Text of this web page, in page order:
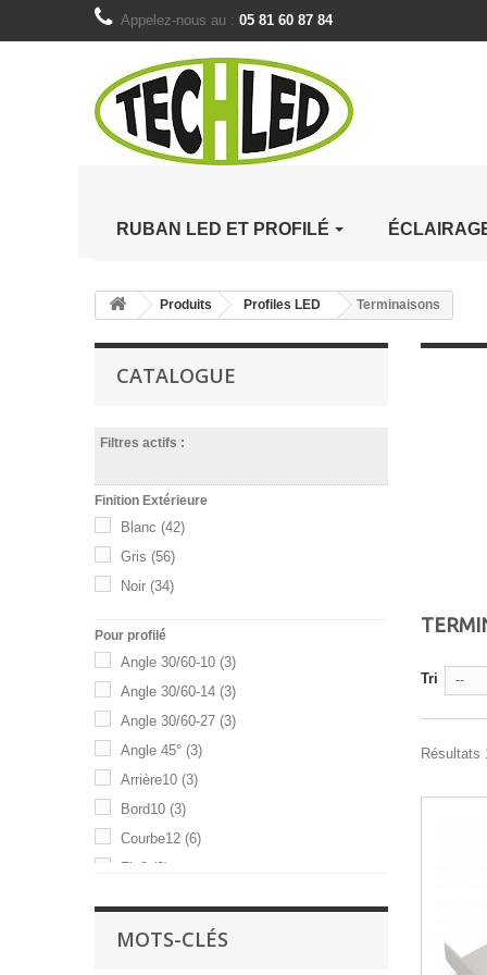
Appelez-nous au : 05 81 60 87 84
RUBAN LED ET PROFILÉ
Produits Profiles LED Terminaisons
CATALOGUE
Filtres actifs :
Finition Extérieure
Blanc (42)
Gris (56)
Noir (34)
Pour profilé
Angle 30/60-10 (3)
Angle 30/60-14 (3)
Angle 30/60-27 (3)
Angle 45° (3)
Arrière10 (3)
Bord10 (3)
Courbe12 (6)
Fin8 (3)
MOTS-CLÉS
Tri --
Résultats